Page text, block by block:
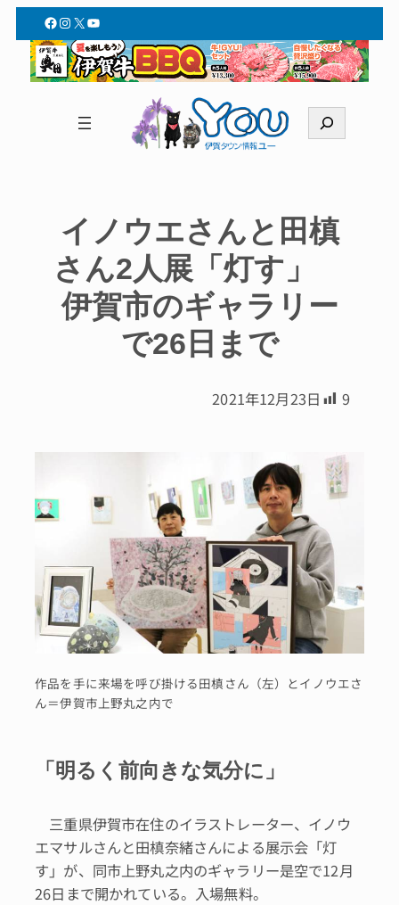
Facebook
Instagram
X YouTube
索
イノウエさんと田槙
さん2人展「灯す」
伊賀市のギャラリー
で26日まで
2021年12月23日 9
作品を手に来場を呼び掛ける田槙さん（左）とイノウエさ
ん＝伊賀市上野丸之内で
「明るく前向きな気分に」
三重県伊賀市在住のイラストレーター、イノウ
エマサルさんと田槙奈緒さんによる展示会「灯
す」が、同市上野丸之内のギャラリー是空で12月
26日まで開かれている。入場無料。